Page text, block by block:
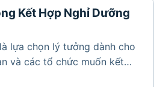
Kết Hợp Nghỉ Dưỡng
lựa chọn lý tưởng dành cho
và các tổ chức muốn kết
quan và tổ chức các hoạt